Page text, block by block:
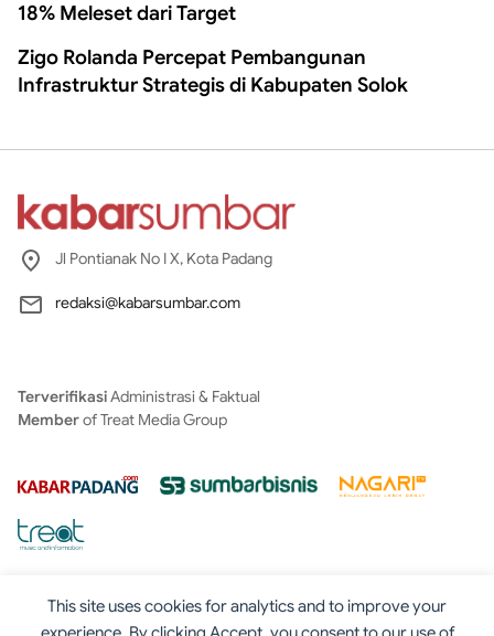
This site uses cookies for analytics and to improve your
18% Meleset dari Target
Zigo Rolanda Percepat Pembangunan
Infrastruktur Strategis di Kabupaten Solok
Jl Pontianak No I X, Kota Padang
redaksi@kabarsumbar.com
TerverifikasiAdministrasi & Faktual
Memberof Treat Media Group